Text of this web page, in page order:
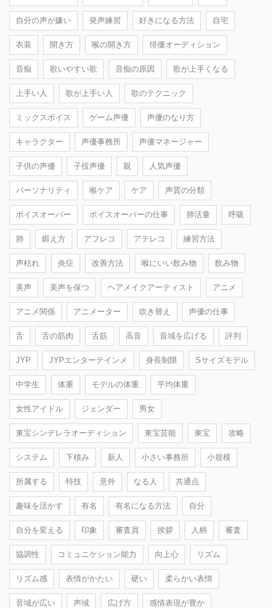
自分の声が嫌い 発声練習 好きになる方法 自宅
衣装 開き方 喉の開き方 俳優オーディション
音痴 歌いやすい歌 音痴の原因 歌が上手くなる
上手い人 歌が上手い人 歌のテクニック
ミックスボイス ゲーム声優 声優のなり方
キャラクター 声優事務所 声優マネージャー
子供の声優 子役声優 親 人気声優
パーソナリティ 喉ケア ケア 声質の分類
ボイスオーバー ボイスオーバーの仕事 肺活量 呼吸
肺 鍛え方 アフレコ アテレコ 練習方法
声枯れ 炎症 改善方法 喉にいい飲み物 飲み物
美声 美声を保つ ヘアメイクアーティスト アニメ
アニメ関係 アニメーター 吹き替え 声優の仕事
舌 舌の筋肉 舌筋 高音 音域を広げる 評判
JYP JYPエンターテインメ 身長制限 Sサイズモデル
中学生 体重 モデルの体重 平均体重
女性アイドル ジェンダー 男女
東宝シンデレラオーディション 東宝芸能 東宝 攻略
システム 下積み 新人 小さい事務所 小規模
所属する 特技 意外 なる人 共通点
趣味を活かす 有名 有名になる方法 自分
自分を変える 印象 審査員 挨拶 人柄 審査
協調性 コミュニケション能力 向上心 リズム
リズム感 表情がかたい 硬い 柔らかい表情
音域が広い 声域 広げ方 感情表現が豊か